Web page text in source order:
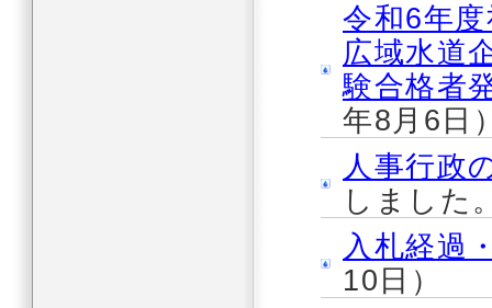
令和6年
広域水道
験合格者
年8月6日
人事行政
しました
入札経過
10日）